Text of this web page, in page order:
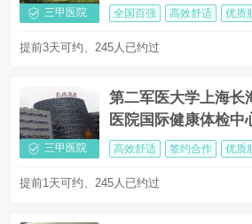
三甲医院 全国百强 高效舒适 优质
提前3天可约、245人已约过
三甲医院
第二军医大学上海长
医院国际健康体检中
高效舒适 签约合作 优质
提前1天可约、245人已约过